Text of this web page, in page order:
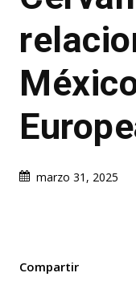
marzo 31, 2025
Compartir